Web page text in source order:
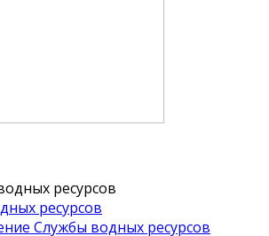
ресурсов
Службы водных ресурсов